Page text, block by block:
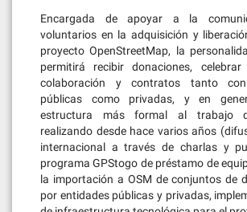
Encargada de apoyar a la
voluntarios en la adquisición y
proyecto OpenStreetMap, la
permitirá recibir donaciones,
colaboración y contratos tanto con
públicas como privadas, y en
estructura más formal al trabajo
realizando desde hace varios años
internacional a través de charlas y
programa GPStogo de préstamo de
la importación a OSM de conjuntos de
por entidades públicas y privadas,